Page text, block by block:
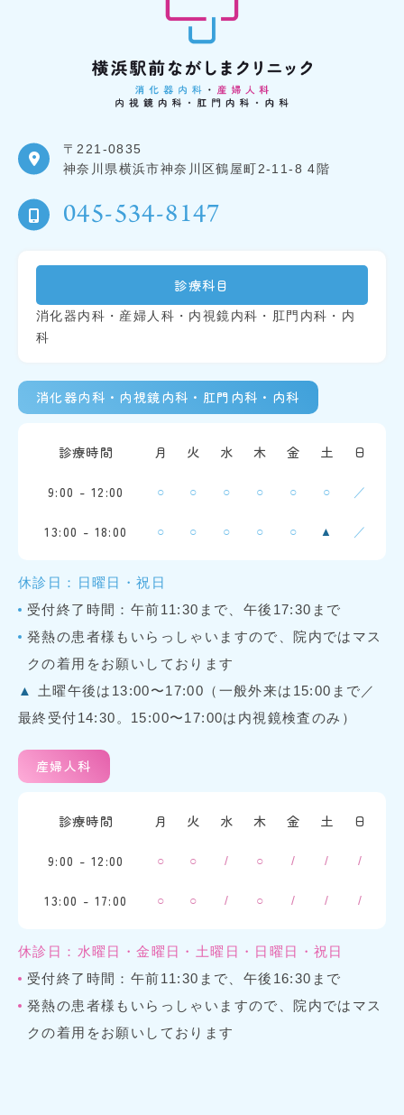
〒221-0835
神奈川県横浜市神奈川区鶴屋町2-11-8 4階
045-534-8147
診療科目
消化器内科・産婦人科・内視鏡内科・肛門内科・内
科
消化器内科・内視鏡内科・肛門内科・内科
診療時間 月 火 水 木 金 土 日
9:00 - 12:00 ○ ○ ○ ○ ○ ○ ／
13:00 - 18:00 ○ ○ ○ ○ ○ ▲ ／
休診日：日曜日・祝日
受付終了時間：午前11:30まで、午後17:30まで
発熱の患者様もいらっしゃいますので、院内ではマス
クの着用をお願いしております
▲
土曜午後は13:00〜17:00（一般外来は15:00まで／
最終受付14:30。15:00〜17:00は内視鏡検査のみ）
産婦人科
診療時間 月 火 水 木 金 土 日
9:00 - 12:00 ○ ○ / ○ / / /
13:00 - 17:00 ○ ○ / ○ / / /
休診日：水曜日・金曜日・土曜日・日曜日・祝日
受付終了時間：午前11:30まで、午後16:30まで
発熱の患者様もいらっしゃいますので、院内ではマス
クの着用をお願いしております